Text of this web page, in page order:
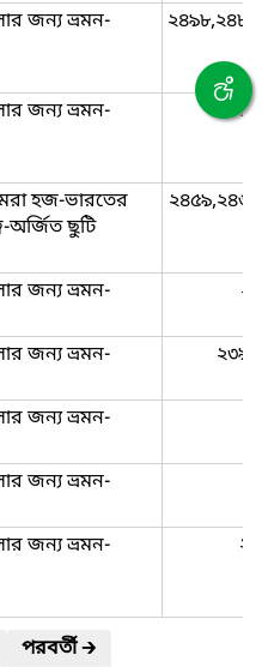
জন্য ভ্রমন-
জন্য ভ্রমন-
হজ-ভারতের
অর্জিত ছুটি
জন্য ভ্রমন-
জন্য ভ্রমন-
জন্য ভ্রমন-
জন্য ভ্রমন-
জন্য ভ্রমন-
পরবর্তী🡲